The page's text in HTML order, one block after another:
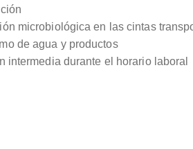
microbiológica en las cintas
de agua y productos
intermedia durante el horario laboral